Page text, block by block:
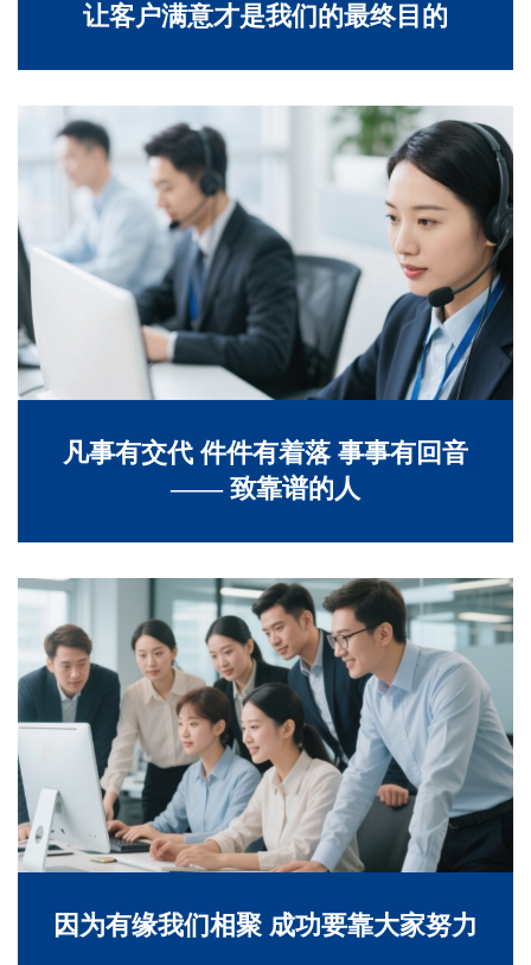
让客户满意才是我们的最终目的
凡事有交代 件件有着落 事事有回音
—— 致靠谱的人
因为有缘我们相聚 成功要靠大家努力